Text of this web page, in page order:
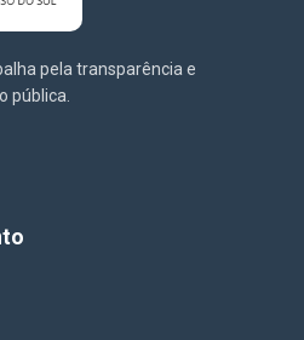
pela transparência e
pública.